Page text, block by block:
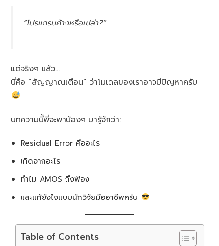
“โปรแกรมค้างหรือเปล่า?”
แต่จริงๆ แล้ว…
นี่คือ “สัญญาณเตือน” ว่าโมเดลของเราอาจมีปัญหาครับ
บทความนี้พี่จะพาน้องๆ มารู้จักว่า:
Residual Error คืออะไร
เกิดจากอะไร
ทำไม AMOS ถึงฟ้อง
และแก้ยังไงแบบนักวิจัยมืออาชีพครับ
Table of Contents